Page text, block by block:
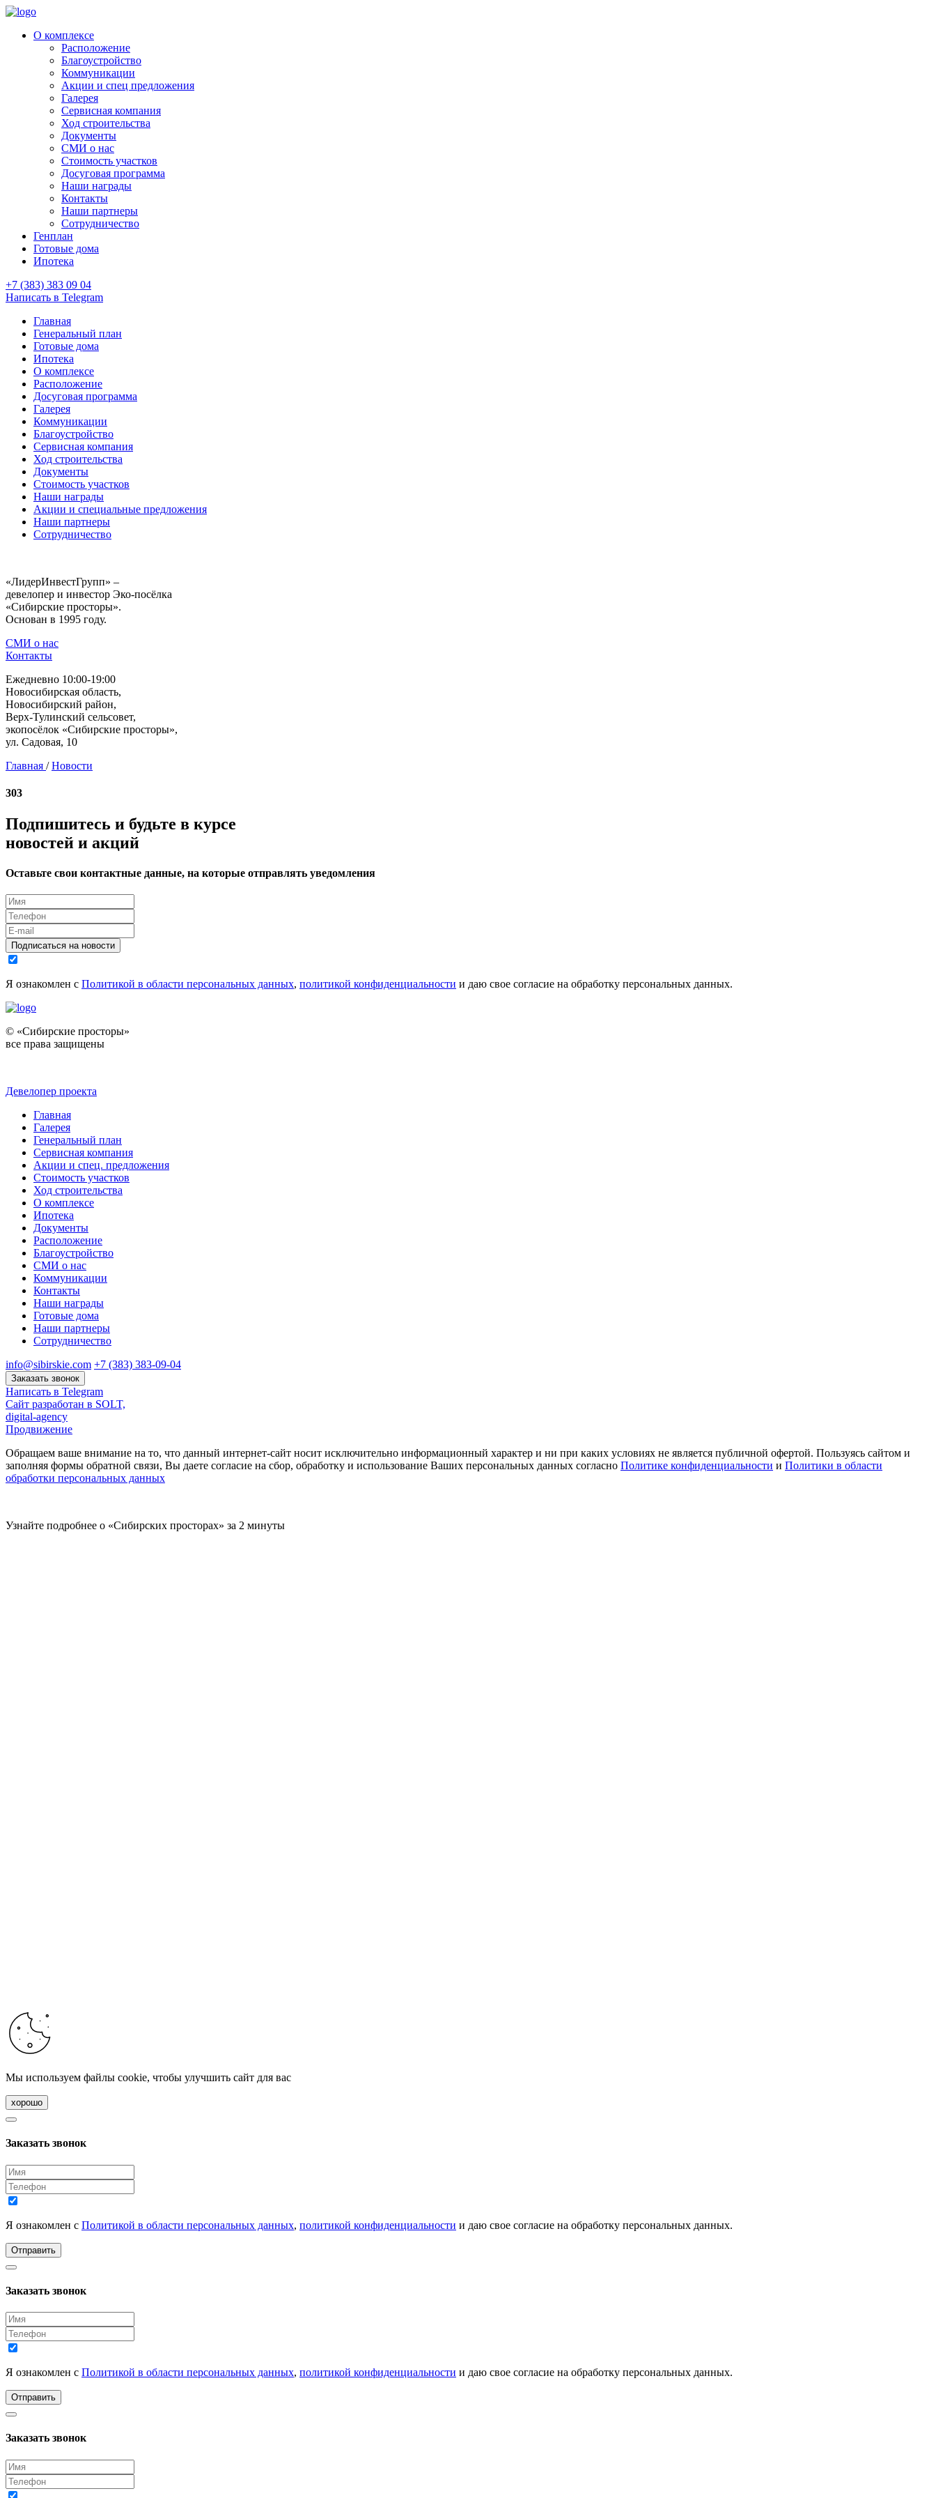
О комплексе
Расположение
Благоустройство
Коммуникации
Акции и спец предложения
Галерея
Сервисная компания
Ход строительства
Документы
СМИ о нас
Стоимость участков
Досуговая программа
Наши награды
Контакты
Наши партнеры
Сотрудничество
Генплан
Готовые дома
Ипотека
+7 (383) 383 09 04
Написать в Telegram
Главная
Генеральный план
Готовые дома
Ипотека
О комплексе
Расположение
Досуговая программа
Галерея
Коммуникации
Благоустройство
Сервисная компания
Ход строительства
Документы
Стоимость участков
Наши награды
Акции и специальные предложения
Наши партнеры
Сотрудничество
«ЛидерИнвестГрупп» –
девелопер и инвестор Эко-посёлка
«Сибирские просторы».
Основан в 1995 году.
СМИ о нас
Контакты
Ежедневно 10:00-19:00
Новосибирская область,
Новосибирский район,
Верх-Тулинский сельсовет,
экопосёлок «Сибирские просторы»,
ул. Садовая, 10
Главная / Новости
303
Подпишитесь и будьте в курсе
новостей и акций
Оставьте свои контактные данные, на которые отправлять уведомления
Подписаться на новости
Я ознакомлен с Политикой в области персональных данных, политикой конфиденциальности и даю свое согласие на обработку персональных данных.
© «Сибирские просторы»
все права защищены
Девелопер проекта
Главная
Галерея
Генеральный план
Сервисная компания
Акции и спец. предложения
Стоимость участков
Ход строительства
О комплексе
Ипотека
Документы
Расположение
Благоустройство
СМИ о нас
Коммуникации
Контакты
Наши награды
Готовые дома
Наши партнеры
Сотрудничество
info@sibirskie.com +7 (383) 383-09-04
Заказать звонок
Написать в Telegram
Сайт разработан в SOLT,
digital-agency
Продвижение
Обращаем ваше внимание на то, что данный интернет-сайт носит исключительно информационный характер и ни при каких условиях не является публичной офертой. Пользуясь сайтом и
заполняя формы обратной связи, Вы даете согласие на сбор, обработку и использование Ваших персональных данных согласно Политике конфиденциальности и Политики в области
обработки персональных данных
Узнайте подробнее о «Сибирских просторах» за 2 минуты
Мы используем файлы cookie, чтобы улучшить сайт для вас
хорошо
Заказать звонок
Я ознакомлен с Политикой в области персональных данных, политикой конфиденциальности и даю свое согласие на обработку персональных данных.
Отправить
Заказать звонок
Я ознакомлен с Политикой в области персональных данных, политикой конфиденциальности и даю свое согласие на обработку персональных данных.
Отправить
Заказать звонок